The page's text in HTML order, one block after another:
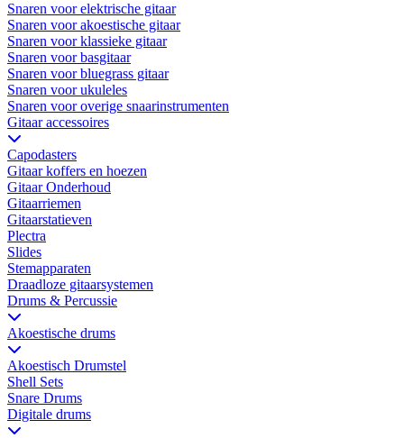
Snaren voor elektrische gitaar
Snaren voor akoestische gitaar
Snaren voor klassieke gitaar
Snaren voor basgitaar
Snaren voor bluegrass gitaar
Snaren voor ukuleles
Snaren voor overige snaarinstrumenten
Gitaar accessoires
Capodasters
Gitaar koffers en hoezen
Gitaar Onderhoud
Gitaarriemen
Gitaarstatieven
Plectra
Slides
Stemapparaten
Draadloze gitaarsystemen
Drums & Percussie
Akoestische drums
Akoestisch Drumstel
Shell Sets
Snare Drums
Digitale drums